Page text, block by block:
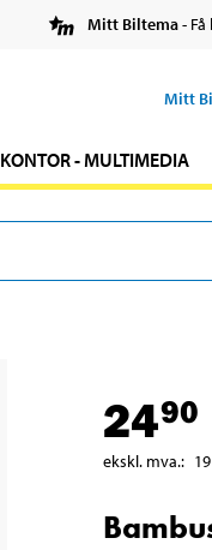
Mitt Biltema-
Mitt
KONTOR - MULTIMEDIA
2490
ekskl. mva.: 19